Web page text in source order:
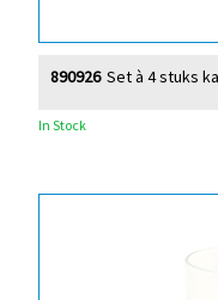
Set à 4 stuks
890926
In Stock